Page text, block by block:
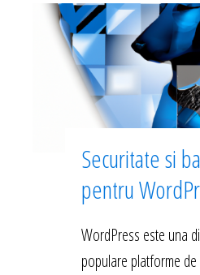
Securitate si
pentru
WordPress este una
populare platforme de